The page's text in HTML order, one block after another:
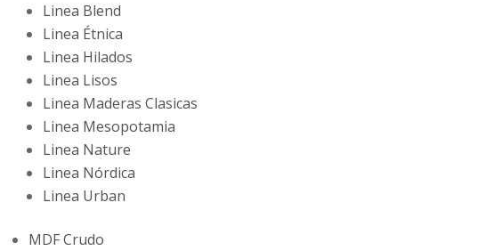
Linea Blend
Linea Étnica
Linea Hilados
Linea Lisos
Linea Maderas Clasicas
Linea Mesopotamia
Linea Nature
Linea Nórdica
Linea Urban
MDF Crudo